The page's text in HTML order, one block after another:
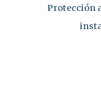
Protección